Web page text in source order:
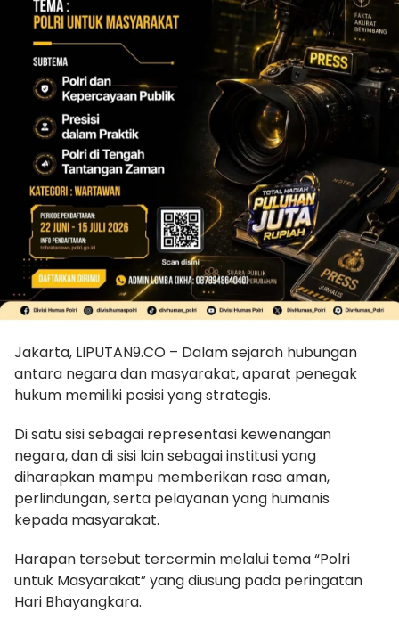
Jakarta, LIPUTAN9.CO – Dalam sejarah hubungan
antara negara dan masyarakat, aparat penegak
hukum memiliki posisi yang strategis.
Di satu sisi sebagai representasi kewenangan
negara, dan di sisi lain sebagai institusi yang
diharapkan mampu memberikan rasa aman,
perlindungan, serta pelayanan yang humanis
kepada masyarakat.
Harapan tersebut tercermin melalui tema “Polri
untuk Masyarakat” yang diusung pada peringatan
Hari Bhayangkara.